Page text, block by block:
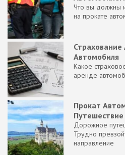
Что вы должны
на прокате
Автомобиля
Какое
аренде
Прокат
Путешествие
Дорожное
Трудно
направление